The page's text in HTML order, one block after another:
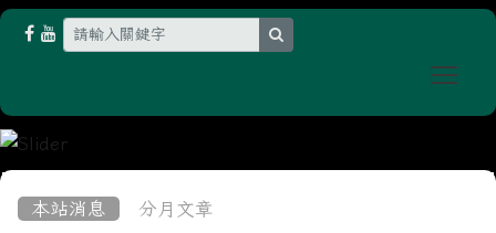
本站消息 分月文章